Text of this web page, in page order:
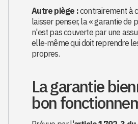
Autre piège :contrairement à
laisser penser, la « garantie de
n'est pas couverte par une
elle-même qui doit reprendre
propres.
La garantie
bon